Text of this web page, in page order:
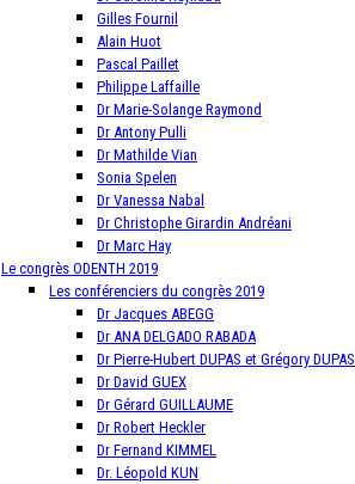
Gilles Fournil
Alain Huot
Pascal Paillet
Philippe Laffaille
Dr Marie-Solange Raymond
Dr Antony Pulli
Dr Mathilde Vian
Sonia Spelen
Dr Vanessa Nabal
Dr Christophe Girardin Andréani
Dr Marc Hay
Le congrès ODENTH 2019
Les conférenciers du congrès 2019
Dr Jacques ABEGG
Dr ANA DELGADO RABADA
Dr Pierre-Hubert DUPAS et Grégory DUPAS
Dr David GUEX
Dr Gérard GUILLAUME
Dr Robert Heckler
Dr Fernand KIMMEL
Dr. Léopold KUN